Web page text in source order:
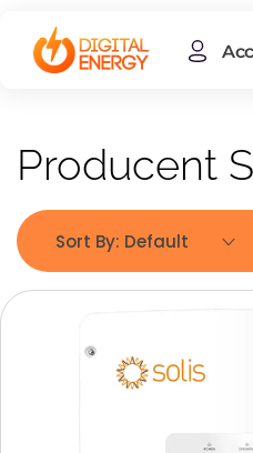
Producent
Sort By: Default